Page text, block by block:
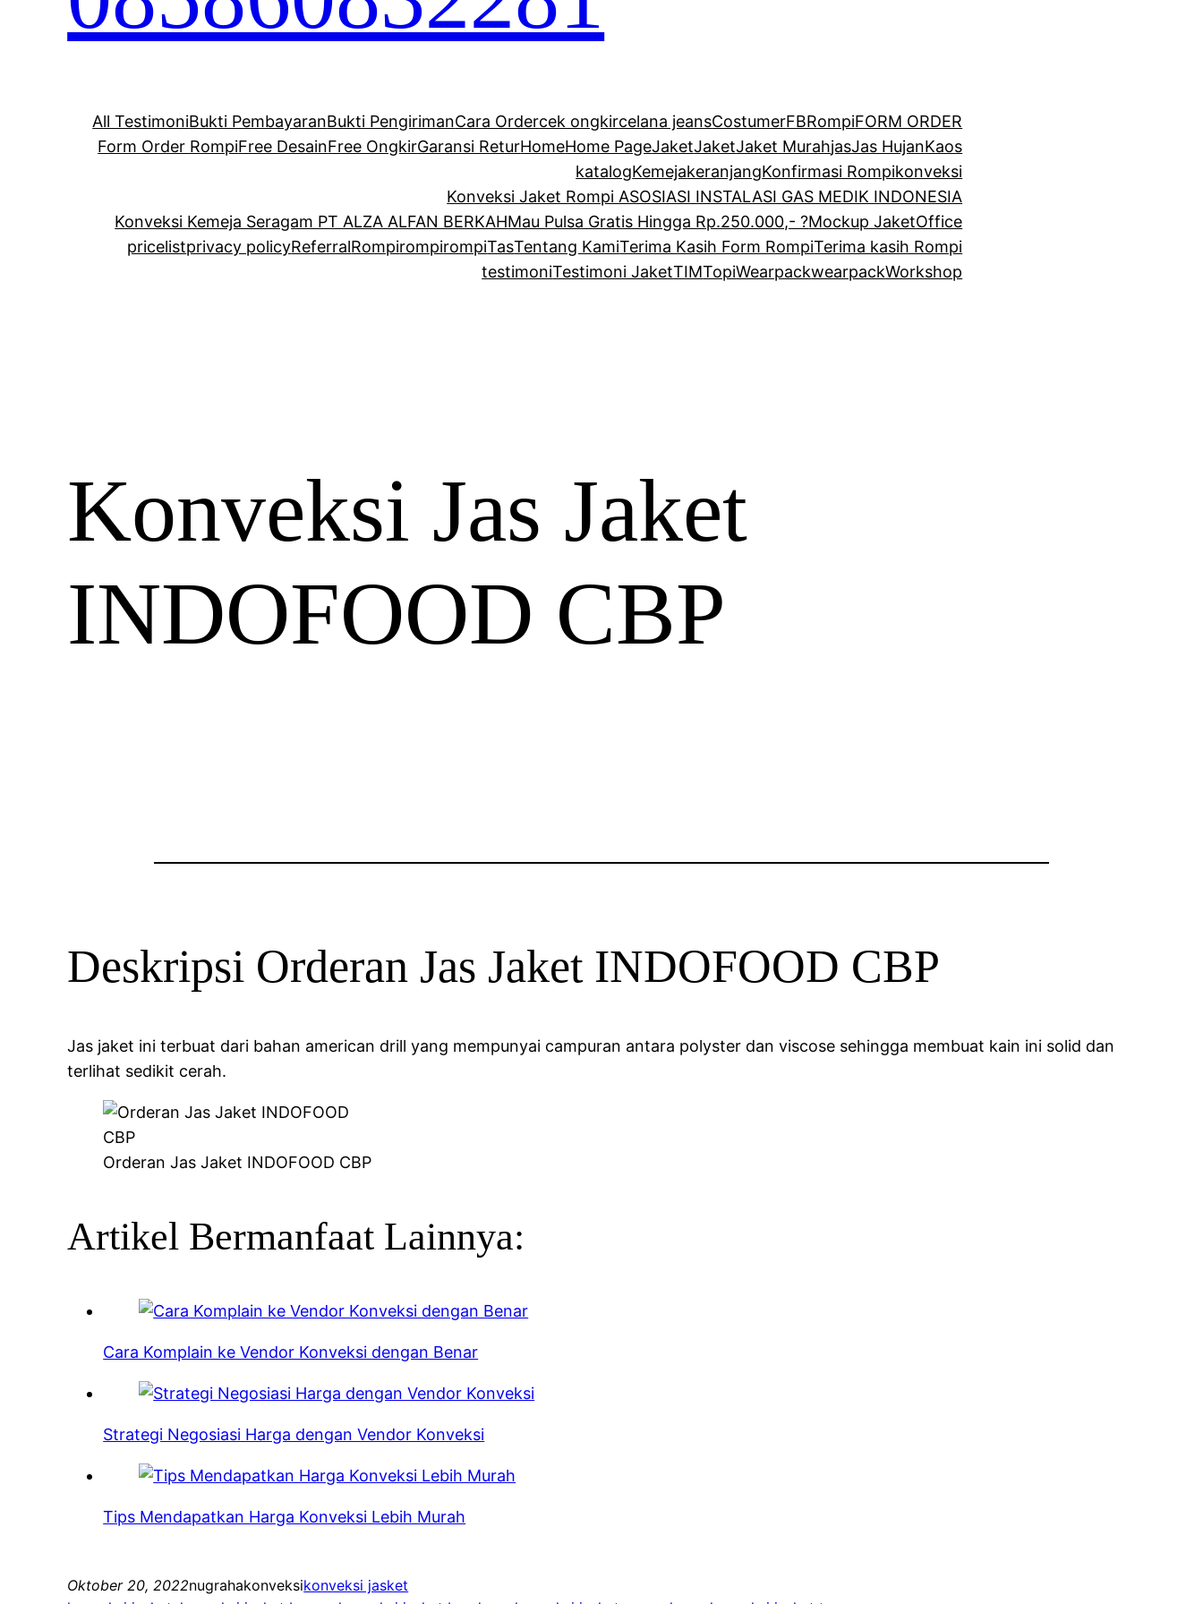
All TestimoniBukti PembayaranBukti PengirimanCara Ordercek ongkircelana jeansCostumerFBRompiFORM ORDER
Form Order RompiFree DesainFree OngkirGaransi ReturHomeHome PageJaketJaketJaket MurahjasJas HujanKaos
katalogKemejakeranjangKonfirmasi Rompikonveksi
Konveksi Jaket Rompi ASOSIASI INSTALASI GAS MEDIK INDONESIA
Konveksi Kemeja Seragam PT ALZA ALFAN BERKAHMau Pulsa Gratis Hingga Rp.250.000,- ?Mockup JaketOffice
pricelistprivacy policyReferralRompirompirompiTasTentang KamiTerima Kasih Form RompiTerima kasih Rompi
testimoniTestimoni JaketTIMTopiWearpackwearpackWorkshop
Konveksi Jas Jaket
INDOFOOD CBP
Deskripsi Orderan Jas Jaket INDOFOOD CBP
Jas jaket ini terbuat dari bahan american drill yang mempunyai campuran antara polyster dan viscose sehingga membuat kain ini solid dan
terlihat sedikit cerah.
Orderan Jas Jaket INDOFOOD CBP
Artikel Bermanfaat Lainnya:
Cara Komplain ke Vendor Konveksi dengan Benar
Strategi Negosiasi Harga dengan Vendor Konveksi
Tips Mendapatkan Harga Konveksi Lebih Murah
Oktober 20, 2022nugrahakonveksikonveksi jasket